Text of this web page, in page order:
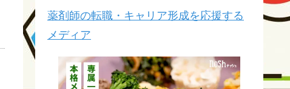
薬剤師の転職・キャリア形成を応援する
メディア